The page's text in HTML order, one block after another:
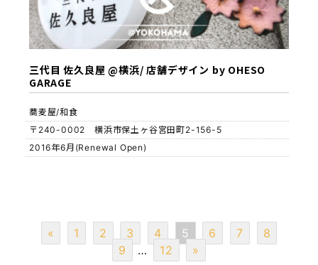
三代目 佐久良屋 @横浜/ 店舗デザイン by OHESO
GARAGE
蕎麦屋/和食
〒240-0002 横浜市保土ヶ谷宮田町2-156-5
2016年6月(Renewal Open)
« 1 2 3 4 5 6 7
8
9
… 12 »